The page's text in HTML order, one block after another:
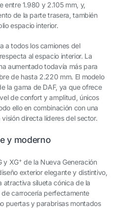
entre 1.980 y 2.105 mm, y,
de la parte trasera, también
espacio interior.
a todos los camiones del
al espacio interior. La
aumentado todavía más para
de hasta 2.220 mm. El modelo
la gama de DAF, ya que ofrece
de confort y amplitud, únicos
ello en combinación con una
directa líderes del sector.
y moderno
y XG+ de la Nueva Generación
exterior elegante y distintivo,
atractiva silueta cónica de la
carrocería perfectamente
puertas y parabrisas montados